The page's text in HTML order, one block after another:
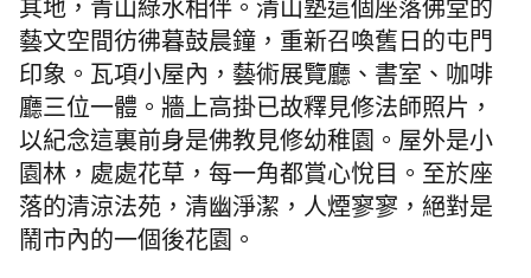
其地，青山綠水相伴。清山塾這個座落佛堂的
藝文空間彷彿暮鼓晨鐘，重新召喚舊日的屯門
印象。瓦項小屋內，藝術展覽廳、書室、咖啡
廳三位一體。牆上高掛已故釋見修法師照片，
以紀念這裏前身是佛教見修幼稚園。屋外是小
園林，處處花草，每一角都賞心悅目。至於座
落的清涼法苑，清幽淨潔，人煙寥寥，絕對是
鬧市內的一個後花園。